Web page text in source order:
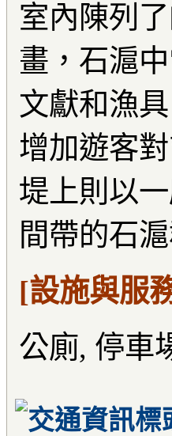
室內陳列
畫，石滬
文獻和漁
增加遊客
堤上則以
間帶的石
[設施與服
公廁, 停車